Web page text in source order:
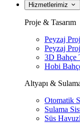
Hizmetlerimiz
Proje & Tasarım
Peyzaj
Peyzaj
3D Bahçe
Hobi
Altyapı &
Otomatik
Sulama
Süs